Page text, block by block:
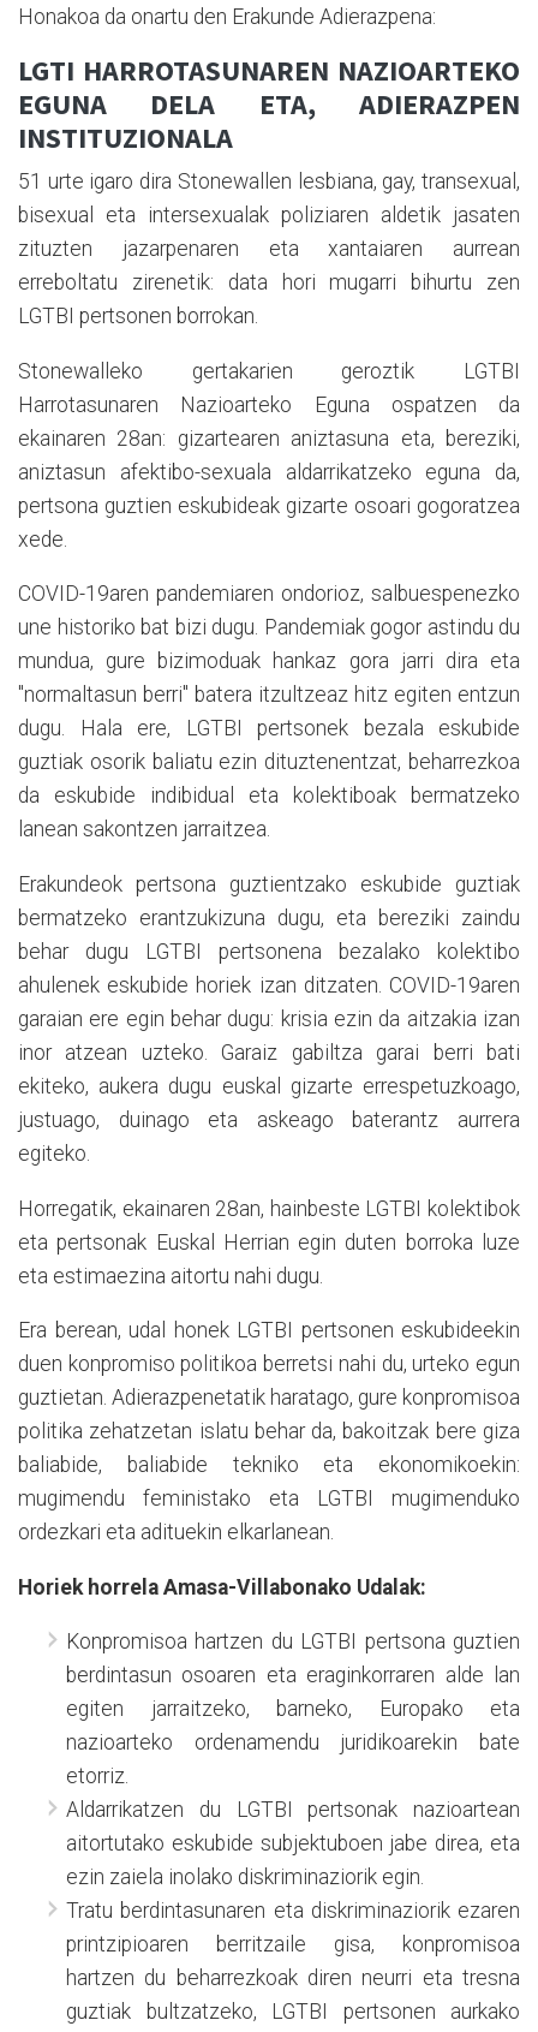
Honakoa da onartu den Erakunde Adierazpena:
LGTI HARROTASUNAREN NAZIOARTEKO
EGUNA DELA ETA, ADIERAZPEN
INSTITUZIONALA
51 urte igaro dira Stonewallen lesbiana, gay, transexual,
bisexual eta intersexualak poliziaren aldetik jasaten
zituzten jazarpenaren eta xantaiaren aurrean
erreboltatu zirenetik: data hori mugarri bihurtu zen
LGTBI pertsonen borrokan.
Stonewalleko gertakarien geroztik LGTBI
Harrotasunaren Nazioarteko Eguna ospatzen da
ekainaren 28an: gizartearen aniztasuna eta, bereziki,
aniztasun afektibo-sexuala aldarrikatzeko eguna da,
pertsona guztien eskubideak gizarte osoari gogoratzea
xede.
COVID-19aren pandemiaren ondorioz, salbuespenezko
une historiko bat bizi dugu. Pandemiak gogor astindu du
mundua, gure bizimoduak hankaz gora jarri dira eta
"normaltasun berri" batera itzultzeaz hitz egiten entzun
dugu. Hala ere, LGTBI pertsonek bezala eskubide
guztiak osorik baliatu ezin dituztenentzat, beharrezkoa
da eskubide indibidual eta kolektiboak bermatzeko
lanean sakontzen jarraitzea.
Erakundeok pertsona guztientzako eskubide guztiak
bermatzeko erantzukizuna dugu, eta bereziki zaindu
behar dugu LGTBI pertsonena bezalako kolektibo
ahulenek eskubide horiek izan ditzaten. COVID-19aren
garaian ere egin behar dugu: krisia ezin da aitzakia izan
inor atzean uzteko. Garaiz gabiltza garai berri bati
ekiteko, aukera dugu euskal gizarte errespetuzkoago,
justuago, duinago eta askeago baterantz aurrera
egiteko.
Horregatik, ekainaren 28an, hainbeste LGTBI kolektibok
eta pertsonak Euskal Herrian egin duten borroka luze
eta estimaezina aitortu nahi dugu.
Era berean, udal honek LGTBI pertsonen eskubideekin
duen konpromiso politikoa berretsi nahi du, urteko egun
guztietan. Adierazpenetatik haratago, gure konpromisoa
politika zehatzetan islatu behar da, bakoitzak bere giza
baliabide, baliabide tekniko eta ekonomikoekin:
mugimendu feministako eta LGTBI mugimenduko
ordezkari eta adituekin elkarlanean.
Horiek horrela Amasa-Villabonako Udalak:
Konpromisoa hartzen du LGTBI pertsona guztien
berdintasun osoaren eta eraginkorraren alde lan
egiten jarraitzeko, barneko, Europako eta
nazioarteko ordenamendu juridikoarekin bate
etorriz.
Aldarrikatzen du LGTBI pertsonak nazioartean
aitortutako eskubide subjektuboen jabe direa, eta
ezin zaiela inolako diskriminaziorik egin.
Tratu berdintasunaren eta diskriminaziorik ezaren
printzipioaren berritzaile gisa, konpromisoa
hartzen du beharrezkoak diren neurri eta tresna
guztiak bultzatzeko, LGTBI pertsonen aurkako